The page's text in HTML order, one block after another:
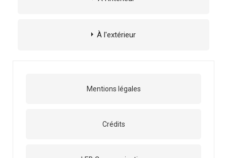
À l'extérieur
Mentions légales
Crédits